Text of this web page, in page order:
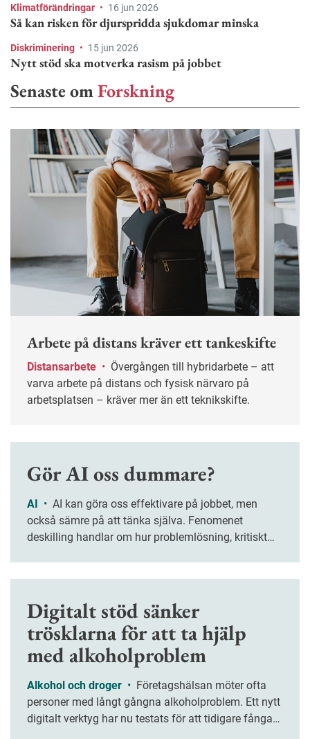
Klimatförändringar • 16 jun 2026
Så kan risken för djurspridda sjukdomar minska
Diskriminering • 15 jun 2026
Nytt stöd ska motverka rasism på jobbet
Senaste omForskning
Arbete på distans kräver ett tankeskifte
Distansarbete •
varva arbete på distans och fysisk närvaro på
arbetsplatsen – kräver mer än ett teknikskifte.
Gör AI oss dummare?
AI •
också sämre på att tänka själva. Fenomenet
deskilling handlar om hur problemlösning, kritiskt
Digitalt stöd sänker
trösklarna för att ta hjälp
med alkoholproblem
Alkohol och droger •
personer med långt gångna alkoholproblem. Ett nytt
digitalt verktyg har nu testats för att tidigare fånga